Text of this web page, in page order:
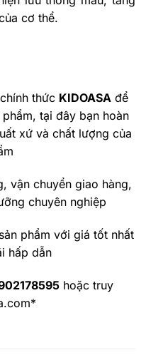
cơ thể.
thức KIDOASA để
tại đây bạn hoàn
xứ và chất lượng của
vận chuyển giao hàng,
chuyên nghiệp
phẩm với giá tốt nhất
hấp dẫn
hoặc truy